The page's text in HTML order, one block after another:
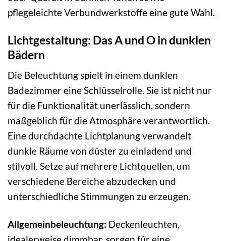
pflegeleichte Verbundwerkstoffe eine gute Wahl.
Lichtgestaltung: Das A und O in dunklen
Bädern
Die Beleuchtung spielt in einem dunklen
Badezimmer eine Schlüsselrolle. Sie ist nicht nur
für die Funktionalität unerlässlich, sondern
maßgeblich für die Atmosphäre verantwortlich.
Eine durchdachte Lichtplanung verwandelt
dunkle Räume von düster zu einladend und
stilvoll. Setze auf mehrere Lichtquellen, um
verschiedene Bereiche abzudecken und
unterschiedliche Stimmungen zu erzeugen.
Allgemeinbeleuchtung: Deckenleuchten,